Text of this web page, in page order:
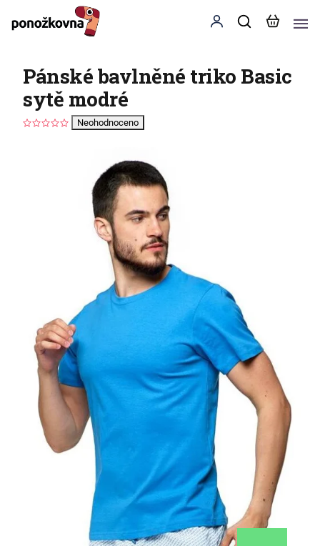
Pánské bavlněné triko Basic
sytě modré
Neohodnoceno